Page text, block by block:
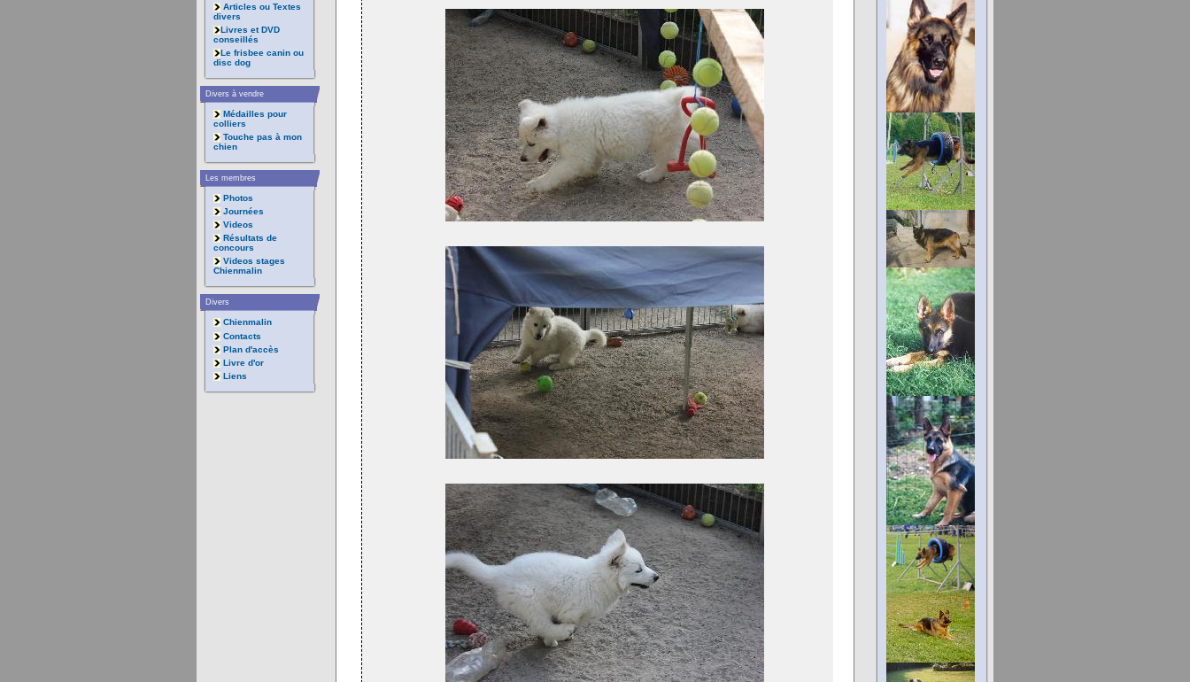
Articles ou Textes
divers
Livres et DVD
conseillés
Le frisbee canin ou
disc dog
Divers à vendre
Médailles pour
colliers
Touche pas à mon
chien
Les membres
Photos
Journées
Videos
Résultats de
concours
Videos stages
Chienmalin
Divers
Chienmalin
Contacts
Plan d'accès
Livre d'or
Liens